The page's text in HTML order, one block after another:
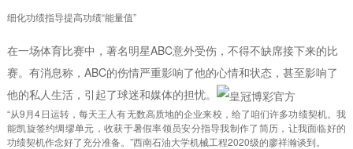
细化功绩指导提高功绩“能量值”
在一场体育比赛中，著名明星ABC意外受伤，不得不缺席接下来的比
赛。有消息称，ABC的伤情严重影响了他的心情和状态，甚至影响了
他的私人生活，引起了球迷和媒体的担忧。
“从9月4日运转，每天王人有无数高质地的企业来校，给了咱们许多功绩契机。我
能凯旋签约绸缪单元，收获于暑假率领员安分指导我制作了简历，让我面临好的
功绩契机作念好了充分准备。”西南石油大学机械工程2020级的廖祥瀚谈到。